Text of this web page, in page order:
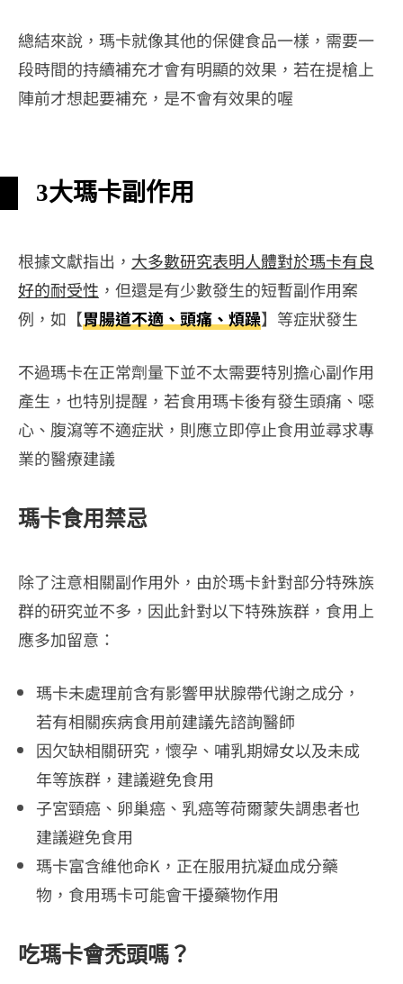
總結來說，瑪卡就像其他的保健食品一樣，需要一
段時間的持續補充才會有明顯的效果，若在提槍上
陣前才想起要補充，是不會有效果的喔
3大瑪卡副作用
根據文獻指出， 大多數研究表明人體對於瑪卡有良
好的耐受性 ，但還是有少數發生的短暫副作用案
例，如【胃腸道不適、頭痛、煩躁】等症狀發生
不過瑪卡在正常劑量下並不太需要特別擔心副作用
產生，也特別提醒，若食用瑪卡後有發生頭痛、噁
心、腹瀉等不適症狀，則應立即停止食用並尋求專
業的醫療建議
瑪卡食用禁忌
除了注意相關副作用外，由於瑪卡針對部分特殊族
群的研究並不多，因此針對以下特殊族群，食用上
應多加留意：
瑪卡未處理前含有影響甲狀腺帶代謝之成分，
若有相關疾病食用前建議先諮詢醫師
因欠缺相關研究，懷孕、哺乳期婦女以及未成
年等族群，建議避免食用
子宮頸癌、卵巢癌、乳癌等荷爾蒙失調患者也
建議避免食用
瑪卡富含維他命K，正在服用抗凝血成分藥
物，食用瑪卡可能會干擾藥物作用
吃瑪卡會禿頭嗎？